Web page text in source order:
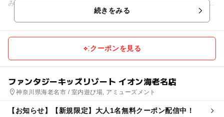
みながら学べる体験型食育ミュージアムです。 自分だけのオリ
続きをみる
クーポンを見る
ファンタジーキッズリゾート イオン海老名店
神奈川県海老名市 / 室内遊び場, アミューズメント
【お知らせ】【新規限定】大人1名無料クーポン配信中！